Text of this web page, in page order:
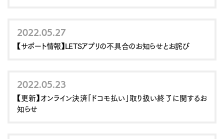
2022.05.27
【サポート情報】LETSアプリの不具合のお知らせとお詫び
2022.05.23
【更新】オンライン決済「ドコモ払い」取り扱い終了に関するお
知らせ